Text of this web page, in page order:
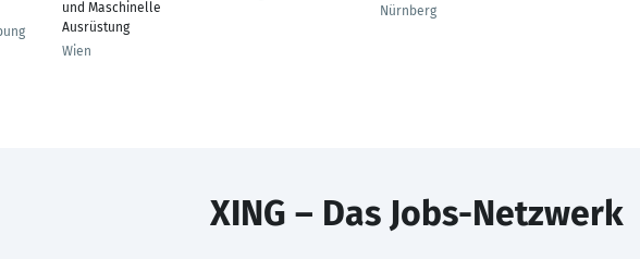
und Maschinelle
Ausrüstung
Wien
Nürnberg
XING – Das Jobs-Netzwerk